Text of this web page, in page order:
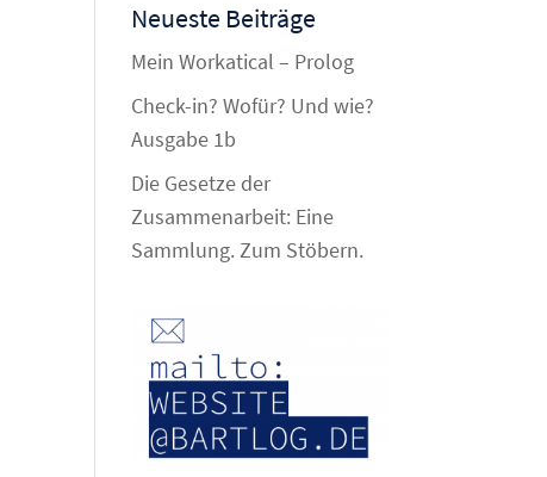
Neueste Beiträge
Mein Workatical – Prolog
Check-in? Wofür? Und wie?
Ausgabe 1b
Die Gesetze der
Zusammenarbeit: Eine
Sammlung. Zum Stöbern.